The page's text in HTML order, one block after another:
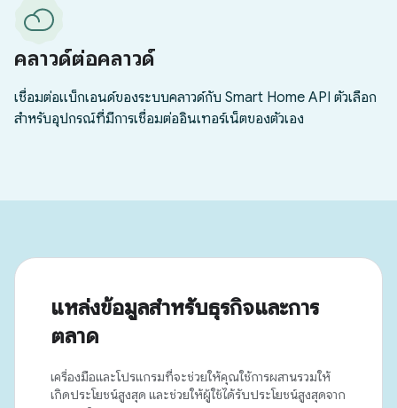
แหล่งข้อมูลสำหรับธุรกิจและการ
ตลาด
เครื่องมือและโปรแกรมที่จะช่วยให้คุณใช้การผสานรวมให้
เกิดประโยชน์สูงสุด และช่วยให้ผู้ใช้ได้รับประโยชน์สูงสุดจาก